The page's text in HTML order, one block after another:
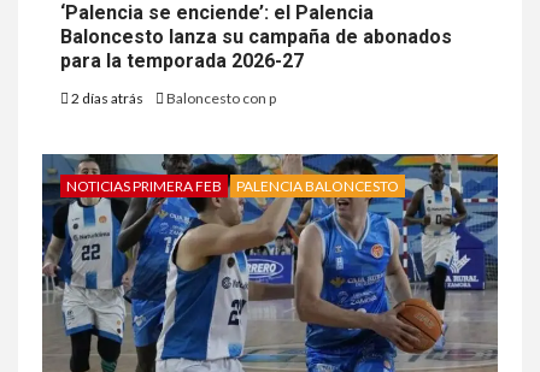
‘Palencia se enciende’: el Palencia
Baloncesto lanza su campaña de abonados
para la temporada 2026-27
2 días atrás Baloncesto con p
NOTICIAS PRIMERA FEB PALENCIA BALONCESTO